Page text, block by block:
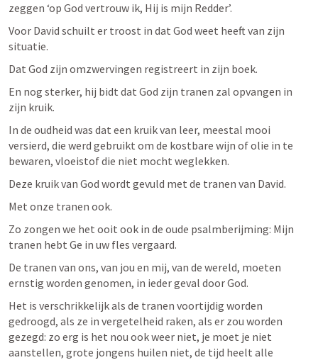
zeggen ‘op God vertrouw ik, Hij is mijn Redder’.
Voor David schuilt er troost in dat God weet heeft van zijn
situatie.
Dat God zijn omzwervingen registreert in zijn boek.
En nog sterker, hij bidt dat God zijn tranen zal opvangen in
zijn kruik.
In de oudheid was dat een kruik van leer, meestal mooi
versierd, die werd gebruikt om de kostbare wijn of olie in te
bewaren, vloeistof die niet mocht weglekken.
Deze kruik van God wordt gevuld met de tranen van David.
Met onze tranen ook.
Zo zongen we het ooit ook in de oude psalmberijming: Mijn
tranen hebt Ge in uw fles vergaard.
De tranen van ons, van jou en mij, van de wereld, moeten
ernstig worden genomen, in ieder geval door God.
Het is verschrikkelijk als de tranen voortijdig worden
gedroogd, als ze in vergetelheid raken, als er zou worden
gezegd: zo erg is het nou ook weer niet, je moet je niet
aanstellen, grote jongens huilen niet, de tijd heelt alle